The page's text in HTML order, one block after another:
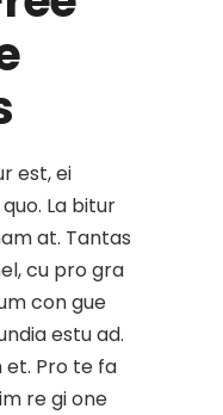
est, ei
La bitur
at. Tantas
cu pro gra
con gue
estu ad.
et. Pro te fa
re gi one